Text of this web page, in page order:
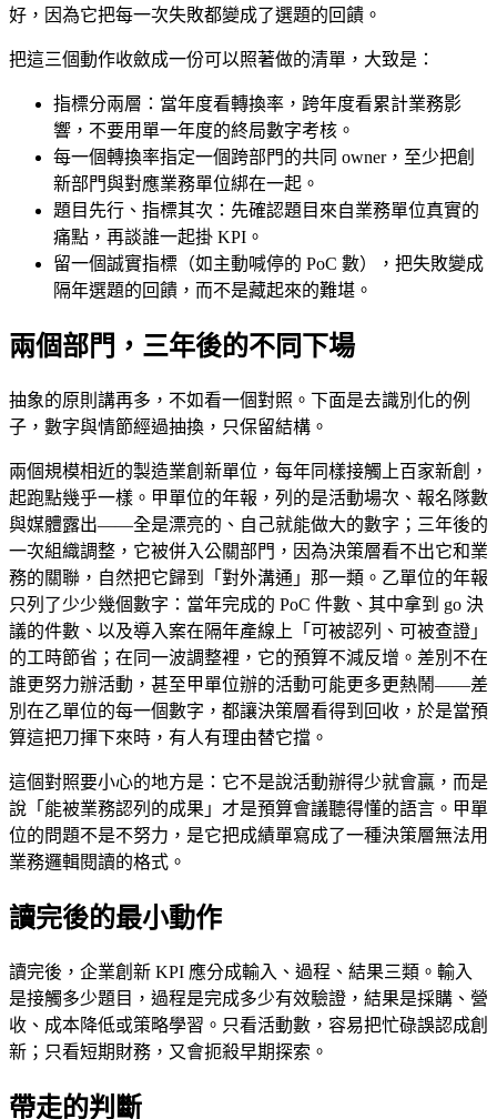
好，因為它把每一次失敗都變成了選題的回饋。
把這三個動作收斂成一份可以照著做的清單，大致是：
指標分兩層：當年度看轉換率，跨年度看累計業務影
響，不要用單一年度的終局數字考核。
每一個轉換率指定一個跨部門的共同 owner，至少把創
新部門與對應業務單位綁在一起。
題目先行、指標其次：先確認題目來自業務單位真實的
痛點，再談誰一起掛 KPI。
留一個誠實指標（如主動喊停的 PoC 數），把失敗變成
隔年選題的回饋，而不是藏起來的難堪。
兩個部門，三年後的不同下場
抽象的原則講再多，不如看一個對照。下面是去識別化的例
子，數字與情節經過抽換，只保留結構。
兩個規模相近的製造業創新單位，每年同樣接觸上百家新創，
起跑點幾乎一樣。甲單位的年報，列的是活動場次、報名隊數
與媒體露出——全是漂亮的、自己就能做大的數字；三年後的
一次組織調整，它被併入公關部門，因為決策層看不出它和業
務的關聯，自然把它歸到「對外溝通」那一類。乙單位的年報
只列了少少幾個數字：當年完成的 PoC 件數、其中拿到 go 決
議的件數、以及導入案在隔年產線上「可被認列、可被查證」
的工時節省；在同一波調整裡，它的預算不減反增。差別不在
誰更努力辦活動，甚至甲單位辦的活動可能更多更熱鬧——差
別在乙單位的每一個數字，都讓決策層看得到回收，於是當預
算這把刀揮下來時，有人有理由替它擋。
這個對照要小心的地方是：它不是說活動辦得少就會贏，而是
說「能被業務認列的成果」才是預算會議聽得懂的語言。甲單
位的問題不是不努力，是它把成績單寫成了一種決策層無法用
業務邏輯閱讀的格式。
讀完後的最小動作
讀完後，企業創新 KPI 應分成輸入、過程、結果三類。輸入
是接觸多少題目，過程是完成多少有效驗證，結果是採購、營
收、成本降低或策略學習。只看活動數，容易把忙碌誤認成創
新；只看短期財務，又會扼殺早期探索。
帶走的判斷